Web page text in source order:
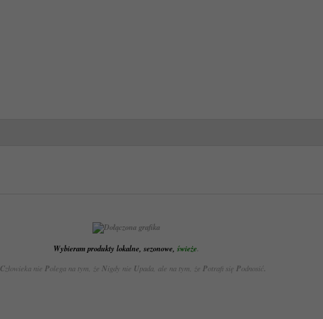
Wybieram produkty lokalne, sezonowe, świeże.
Człowieka niePolega na tym, żeNigdy nie Upada, ale na tym, żePotrafi sięPodnosić.